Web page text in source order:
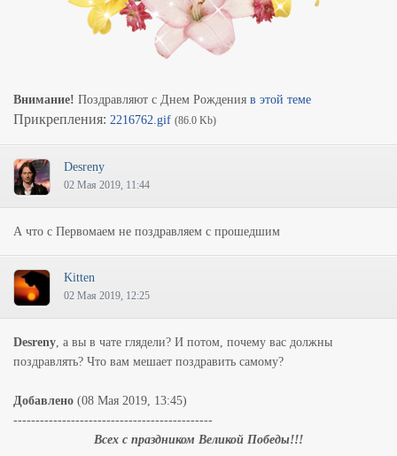
Внимание! Поздравляют с Днем Рождения в этой теме
Прикрепления: 2216762.gif (86.0 Kb)
Desreny
02 Мая 2019, 11:44
А что с Первомаем не поздравляем с прошедшим
Kitten
02 Мая 2019, 12:25
Desreny, а вы в чате глядели? И потом, почему вас должны
поздравлять? Что вам мешает поздравить самому?
Добавлено (08 Мая 2019, 13:45)
---------------------------------------------
Всех с праздником Великой Победы!!!